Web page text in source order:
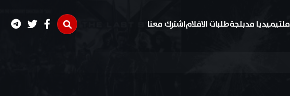
ملتيميديا مدبلجةطلبات الافلاماشترك معنا